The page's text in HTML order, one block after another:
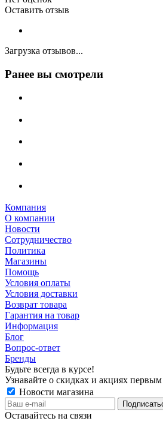
Оставить отзыв
Загрузка отзывов...
Ранее вы смотрели
Компания
О компании
Новости
Сотрудничество
Политика
Магазины
Помощь
Условия оплаты
Условия доставки
Возврат товара
Гарантия на товар
Информация
Блог
Вопрос-ответ
Бренды
Будьте всегда в курсе!
Узнавайте о скидках и акциях первым
Новости магазина
Оставайтесь на связи